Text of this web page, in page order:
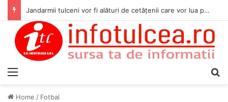
Jandarmii tulceni vor fi alături de cetățenii care vor lua parte la Festivalul Folk Țestos
Home / Fotbal